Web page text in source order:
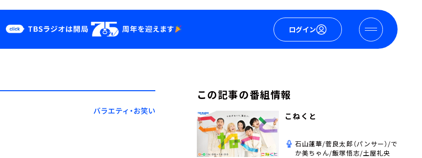
ログイン
YouTube
会社情報
バラエティ・お笑い
この記事の番組情報
こねくと
石山蓮華/菅良太郎（パンサー）/で
か美ちゃん/飯塚悟志/土屋礼央